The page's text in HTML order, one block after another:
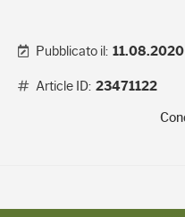
Pubblicato il: 11.08.2020
Article ID: 23471122